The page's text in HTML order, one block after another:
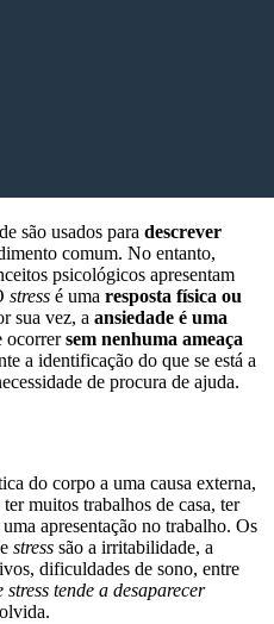
são usados para descrever
comum. No entanto,
psicológicos apresentam
stress é uma resposta física ou
sua vez, a ansiedade é uma
ocorrersem nenhuma ameaça
a identificação do que se está a
de procura de ajuda.
do corpo a uma causa externa,
muitos trabalhos de casa, ter
apresentação no trabalho. Os
stress são a irritabilidade, a
dificuldades de sono, entre
stress tende a desaparecer